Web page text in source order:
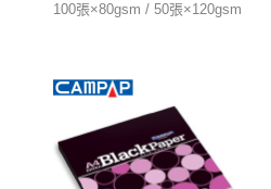
100張×80gsm / 50張×120gsm